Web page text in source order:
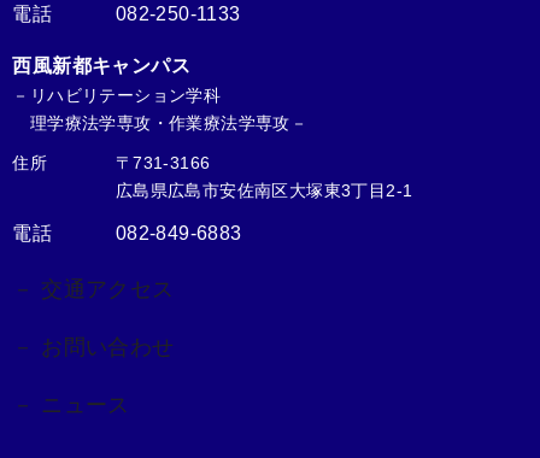
電話 082-250-1133
西風新都キャンパス
－リハビリテーション学科
理学療法学専攻・作業療法学専攻－
住所
〒731-3166
広島県広島市安佐南区大塚東3丁目2-1
電話 082-849-6883
－ 交通アクセス
－ お問い合わせ
－ ニュース